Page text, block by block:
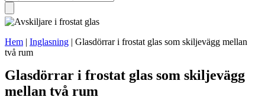
Hem | Inglasning | Glasdörrar i frostat glas som skiljevägg mellan
två rum
Glasdörrar i frostat glas som skiljevägg
mellan två rum